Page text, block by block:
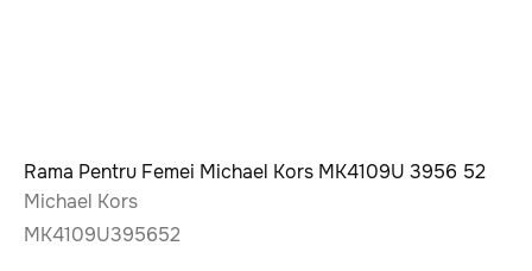
Rama Pentru Femei Michael Kors MK4109U 3956 52
Michael Kors
MK4109U395652